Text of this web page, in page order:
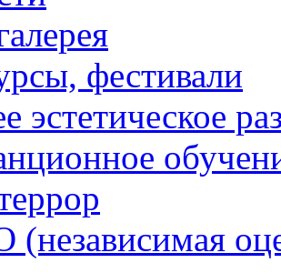
фестивали
эстетическое